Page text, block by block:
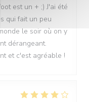
est un + ;) J'ai été
qui fait un peu
le soir où on y
dérangeant.
et c'est agréable !